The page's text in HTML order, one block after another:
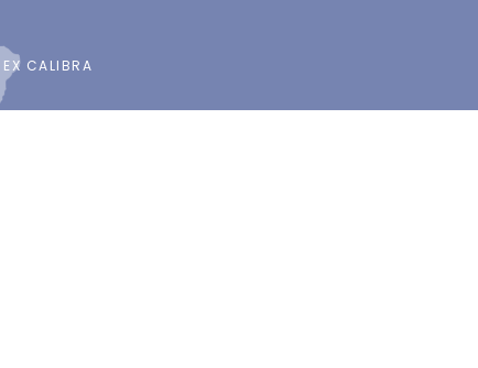
EX CALIBRA